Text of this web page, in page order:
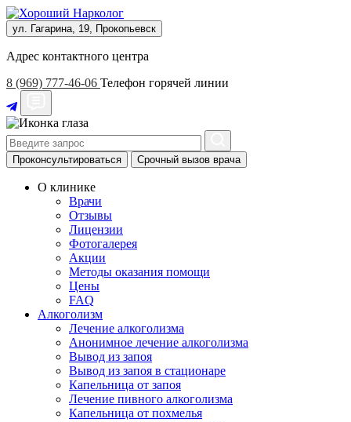
ул. Гагарина, 19, Прокопьевск
Адрес контактного центра
8 (969) 777-46-06 Телефон горячей линии
Проконсультироваться Срочный вызов врача
О клинике
Врачи
Отзывы
Лицензии
Фотогалерея
Акции
Методы оказания помощи
Цены
FAQ
Алкоголизм
Лечение алкоголизма
Анонимное лечение алкоголизма
Вывод из запоя
Вывод из запоя в стационаре
Капельница от запоя
Лечение пивного алкоголизма
Капельница от похмелья